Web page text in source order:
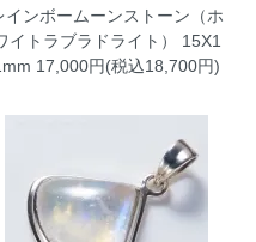
インボームーンストーン（ホ
イトラブラドライト）
15X1
17,000円(税込18,700円)